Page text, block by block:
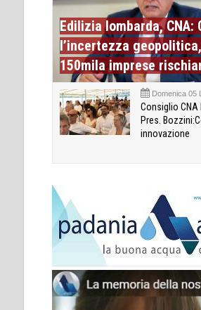
Edilizia lombarda, CNA:
l’incertezza
150mila imprese
Domenica 05
Consiglio CNA
Pres.
innovazione